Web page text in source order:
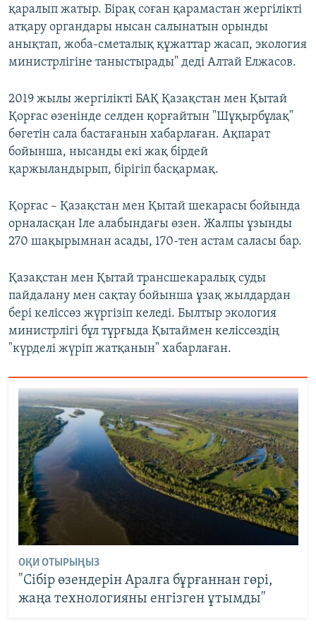
қаралып жатыр. Бірақ соған қарамастан жергілікті
атқару органдары нысан салынатын орынды
анықтап, жоба-сметалық құжаттар жасап, экология
министрлігіне таныстырады" деді Алтай Елжасов.
2019 жылы жергілікті БАҚ Қазақстан мен Қытай
Қорғас өзенінде селден қорғайтын "Шұқырбұлақ"
бөгетін сала бастағанын хабарлаған. Ақпарат
бойынша, нысанды екі жақ бірдей
қаржыландырып, бірігіп басқармақ.
Қорғас – Қазақстан мен Қытай шекарасы бойында
орналасқан Іле алабындағы өзен. Жалпы ұзынды
270 шақырымнан асады, 170-тен астам саласы бар.
Қазақстан мен Қытай трансшекаралық суды
пайдалану мен сақтау бойынша ұзақ жылдардан
бері келіссөз жүргізіп келеді. Былтыр экология
министрлігі бұл тұрғыда Қытаймен келіссөздің
"күрделі жүріп жатқанын" хабарлаған.
ОҚИ ОТЫРЫҢЫЗ
"Сібір өзендерін Аралға бұрғаннан гөрі,
жаңа технологияны енгізген ұтымды"